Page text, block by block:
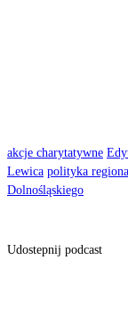
akcje charytatywne
Lewica polityka
Dolnośląskiego
Udostepnij podcast